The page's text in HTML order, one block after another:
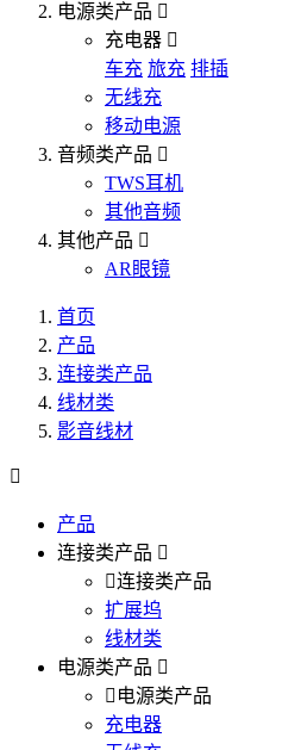
电源类产品
充电器
车充 旅充 排插
无线充
移动电源
音频类产品
TWS耳机
其他音频
其他产品
AR眼镜
首页
产品
连接类产品
线材类
影音线材
产品
连接类产品
连接类产品
扩展坞
线材类
电源类产品
电源类产品
充电器